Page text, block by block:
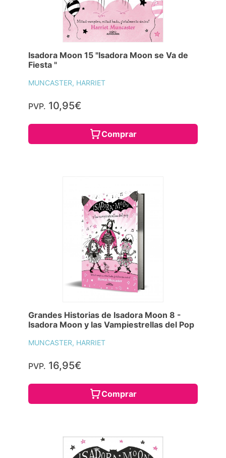
Isadora Moon 15 "Isadora Moon se Va de
Fiesta "
MUNCASTER, HARRIET
PVP. 10,95€
Comprar
Grandes Historias de Isadora Moon 8 -
Isadora Moon y las Vampiestrellas del Pop
MUNCASTER, HARRIET
PVP. 16,95€
Comprar